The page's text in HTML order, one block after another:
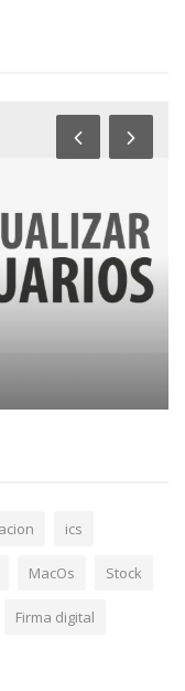
ics
MacOs Stock
Firma digital